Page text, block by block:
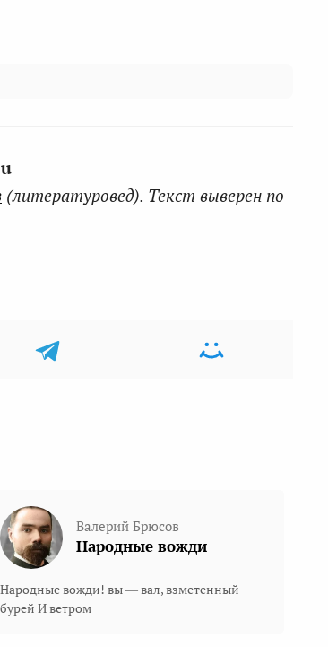
(литературовед). Текст выверен по
Валерий Брюсов
Народные вожди
Народные вожди! вы — вал, взметенный
бурей И ветром